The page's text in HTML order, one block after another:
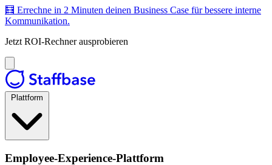
🧮 Errechne in 2 Minuten deinen Business Case für bessere interne
Kommunikation.
Jetzt ROI-Rechner ausprobieren
Plattform
Employee-Experience-Plattform